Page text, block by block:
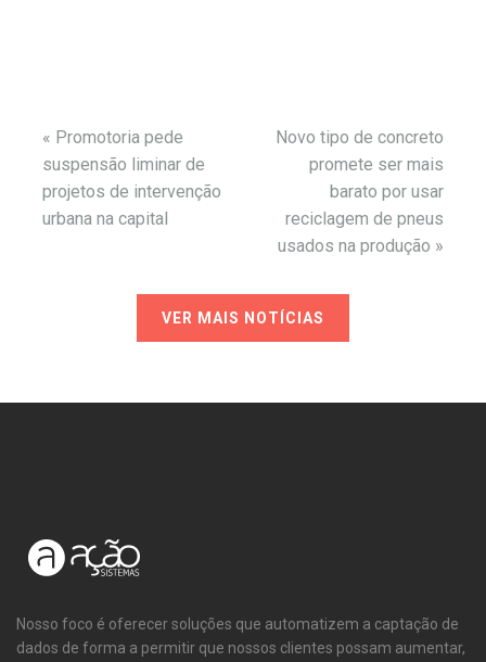
« Promotoria pede
suspensão liminar de
projetos de intervenção
urbana na capital
Novo tipo de concreto
promete ser mais
barato por usar
reciclagem de pneus
usados na produção »
VER MAIS NOTÍCIAS
Nosso foco é oferecer soluções que automatizem a captação de
dados de forma a permitir que nossos clientes possam aumentar,